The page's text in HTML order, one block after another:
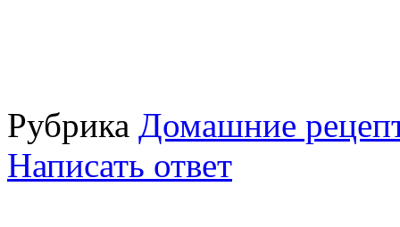
Рубрика Домашние
Написать ответ